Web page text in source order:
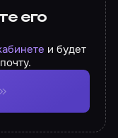
его
и будет